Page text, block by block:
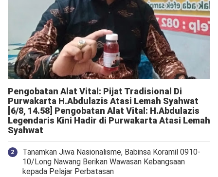
Pengobatan Alat Vital: Pijat Tradisional Di
Purwakarta H.Abdulazis Atasi Lemah Syahwat
[6/8, 14.58] Pengobatan Alat Vital: H.Abdulazis
Legendaris Kini Hadir di Purwakarta Atasi Lemah
Syahwat
Tanamkan Jiwa Nasionalisme, Babinsa Koramil 0910-
10/Long Nawang Berikan Wawasan Kebangsaan
kepada Pelajar Perbatasan